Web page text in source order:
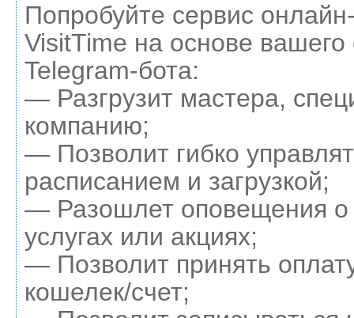
Попробуйте сервис
VisitTime на основе вашего
Telegram-бота:
— Разгрузит мастера,
компанию;
— Позволит гибко
расписанием и загрузкой;
— Разошлет оповещения о
услугах или акциях;
— Позволит принять
кошелек/счет;